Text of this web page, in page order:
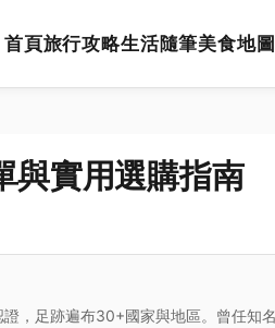
首頁旅行攻略生活隨筆美食地圖
與實用選購指南
，足跡遍布30+國家與地區。曾任